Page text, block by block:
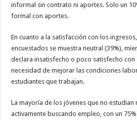
informal sin contrato ni aportes. Solo un
formal con aportes.
En cuanto a la satisfacción con los
encuestados se muestra neutral (39%),
declara insatisfecho o poco satisfecho con
necesidad de mejorar las condiciones
estudiantes que trabajan.
La mayoría de los jóvenes que no estudian
activamente buscando empleo, con un